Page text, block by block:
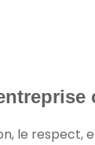
le respect,